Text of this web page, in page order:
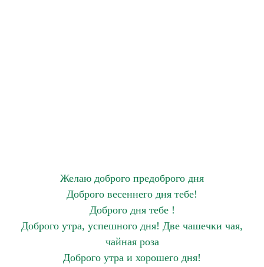
Желаю доброго предоброго дня
Доброго весеннего дня тебе!
Доброго дня тебе !
Доброго утра, успешного дня! Две чашечки чая,
чайная роза
Доброго утра и хорошего дня!